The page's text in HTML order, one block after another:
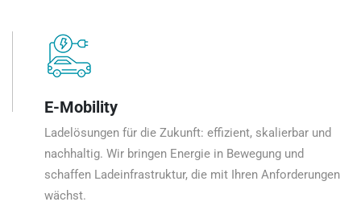
E-Mobility
Ladelösungen für die Zukunft: effizient, skalierbar und
nachhaltig. Wir bringen Energie in Bewegung und
schaffen Ladeinfrastruktur, die mit Ihren Anforderungen
wächst.